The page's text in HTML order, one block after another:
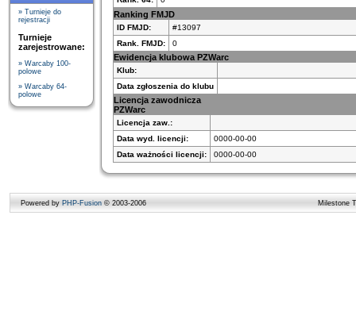
» Turnieje do
rejestracji
Turnieje
zarejestrowane:
» Warcaby 100-
polowe
» Warcaby 64-
polowe
Ranking FMJD
ID FMJD:
#13097
Rank. FMJD:
0
Ewidencja klubowa PZWarc
Klub:
Data zgłoszenia do klubu
Licencja zawodnicza
PZWarc
Licencja zaw.:
Data wyd. licencji:
0000-00-00
Data ważności licencji:
0000-00-00
Powered by PHP-Fusion © 2003-2006 Milestone